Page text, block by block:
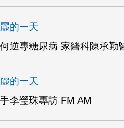
的一天
逆專糖尿病 家醫科陳承勤
的一天
李瑩珠專訪 FM AM